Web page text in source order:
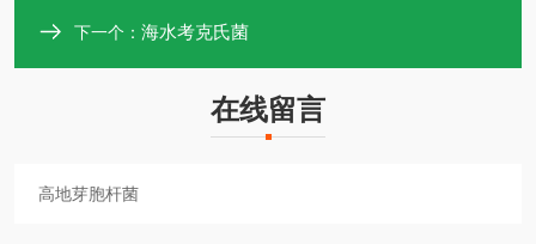
下一个： 海水考克氏菌
在线留言